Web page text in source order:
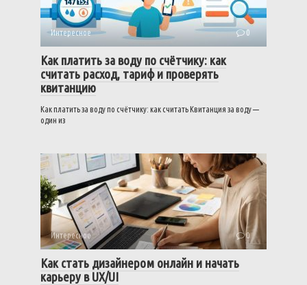
Интересное 0
Как платить за воду по счётчику: как
считать расход, тариф и проверять
квитанцию
Как платить за воду по счётчику: как считать Квитанция за воду —
один из
Интересное 0
Как стать дизайнером онлайн и начать
карьеру в UX/UI